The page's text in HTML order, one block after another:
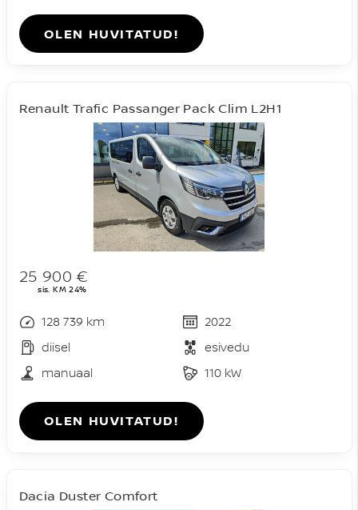
OLEN HUVITATUD!
Renault Trafic Passanger Pack Clim L2H1
25 900 €
sis. KM 24%
128 739 km
2022
diisel
esivedu
manuaal
110 kW
OLEN HUVITATUD!
Dacia Duster Comfort